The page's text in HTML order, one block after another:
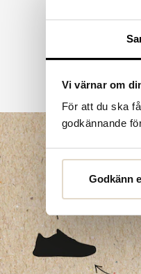
Vi värnar om
För att du ska
godkännande
Godkänn